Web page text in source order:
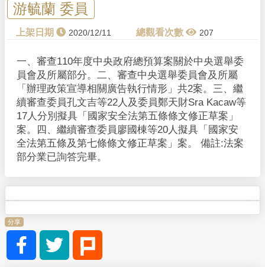
V
i
d
e
o
游毓蘭 委員
2020/12/11 207
一、審查110年度中央政府總預算案關於中央選舉委
員會及所屬部分。二、審查中央選舉委員會及所屬
「辦理政策宣導相關廣告執行情形」共2案。三、繼
續審查委員孔文吉等22人及委員鄭天財Sra Kacaw等
17人分別擬具「國家安全法第五條條文修正草案」
案。四、繼續審查委員廖國棟等20人擬具「國家安
全法第五條及第七條條文修正草案」案。 備註:法案
部分業已詢答完畢。
分享